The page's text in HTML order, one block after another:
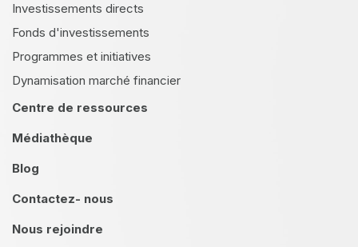
Investissements directs
Fonds d'investissements
Programmes et initiatives
Dynamisation marché financier
Centre de ressources
Médiathèque
Blog
Contactez- nous
Nous rejoindre